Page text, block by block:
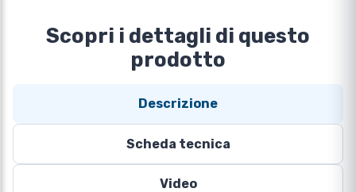
Scopri i dettagli di questo
prodotto
Descrizione
Scheda tecnica
Video